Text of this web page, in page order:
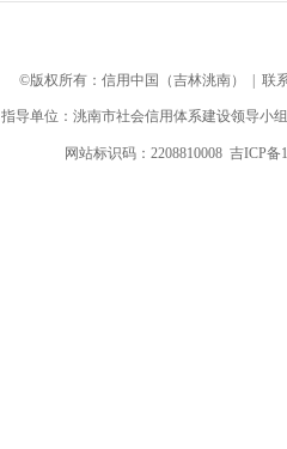
©版权所有：信用中国（吉林洮南） | 联
指导单位：洮南市社会信用体系建设领导
网站标识码：2208810008吉ICP备